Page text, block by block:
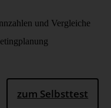
und Vergleiche
zum Selbsttest